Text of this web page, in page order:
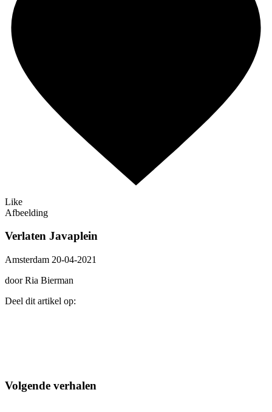
Like
Afbeelding
Verlaten Javaplein
Amsterdam 20-04-2021
door Ria Bierman
Deel dit artikel op:
Volgende verhalen